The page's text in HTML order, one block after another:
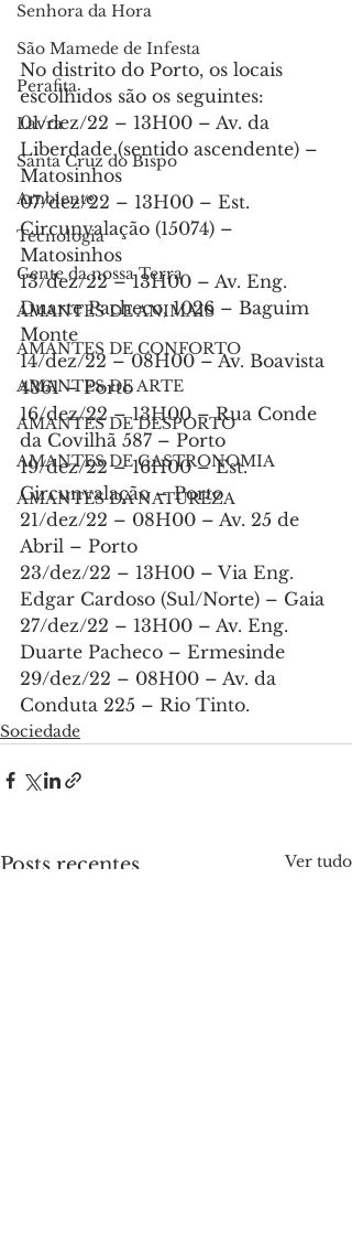
Senhora da Hora
São Mamede de Infesta
Perafita
Lavra
Santa Cruz do Bispo
Ambiente
Tecnologia
Gente da nossa Terra
AMANTES DE ANIMAIS
AMANTES DE CONFORTO
AMANTES DE ARTE
AMANTES DE DESPORTO
AMANTES DE GASTRONOMIA
AMANTES DA NATUREZA
No distrito do Porto, os locais
escolhidos são os seguintes:
01/dez/22 – 13H00 – Av. da
Liberdade (sentido ascendente) –
Matosinhos
07/dez/22 – 13H00 – Est.
Circunvalação (15074) –
Matosinhos
13/dez/22 – 13H00 – Av. Eng.
Duarte Pacheco, 1026 – Baguim
Monte
14/dez/22 – 08H00 – Av. Boavista
4361 – Porto
16/dez/22 – 13H00 – Rua Conde
da Covilhã 587 – Porto
19/dez/22 – 16H00 – Est.
Circunvalação – Porto
21/dez/22 – 08H00 – Av. 25 de
Abril – Porto
23/dez/22 – 13H00 – Via Eng.
Edgar Cardoso (Sul/Norte) – Gaia
27/dez/22 – 13H00 – Av. Eng.
Duarte Pacheco – Ermesinde
29/dez/22 – 08H00 – Av. da
Conduta 225 – Rio Tinto.
Sociedade
Posts recentes Ver tudo